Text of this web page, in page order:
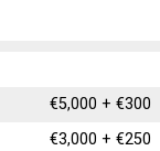
€5,000 + €300
€3,000 + €250